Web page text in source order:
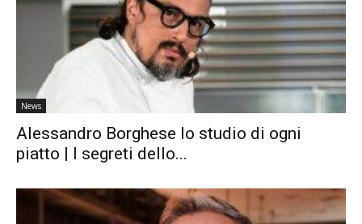
News
Alessandro Borghese lo studio di ogni
piatto | I segreti dello...